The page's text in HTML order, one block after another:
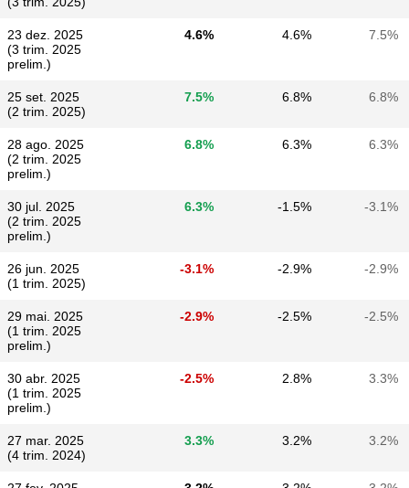
23 dez. 2025
(3 trim. 2025
prelim.)
4.6% 4.6% 7.5%
25 set. 2025
(2 trim. 2025)
7.5% 6.8% 6.8%
28 ago. 2025
(2 trim. 2025
prelim.)
6.8% 6.3% 6.3%
30 jul. 2025
(2 trim. 2025
prelim.)
6.3% -1.5% -3.1%
26 jun. 2025
(1 trim. 2025)
-3.1% -2.9% -2.9%
29 mai. 2025
(1 trim. 2025
prelim.)
-2.9% -2.5% -2.5%
30 abr. 2025
(1 trim. 2025
prelim.)
-2.5% 2.8% 3.3%
27 mar. 2025
(4 trim. 2024)
3.3% 3.2% 3.2%